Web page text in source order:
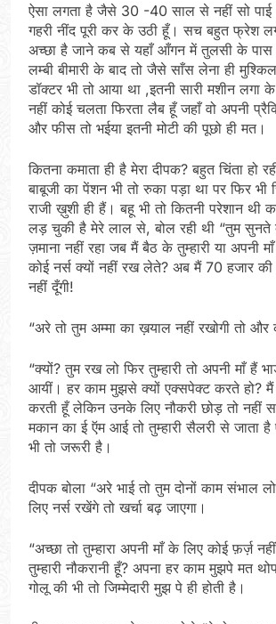
ऐसा लगता है जैसे 30 -40 साल से नहीं सो
गहरी नींद पूरी कर के उठी हूँ। सच बहुत फ्रेश
अच्छा है जाने कब से यहाँ आँगन में तुलसी के पास
लम्बी बीमारी के बाद तो जैसे साँस लेना ही
डॉक्टर भी तो आया था ,इतनी सारी मशीन लगा
नहीं कोई चलता फिरता लैब हूँ जहाँ वो अपनी
और फीस तो भईया इतनी मोटी की पूछो ही मत।
कितना कमाता ही है मेरा दीपक? बहुत चिंता हो
बाबूजी का पेंशन भी तो रुका पड़ा था पर फिर भी
राजी ख़ुशी ही हैं। बहू भी तो कितनी परेशान थी
लड़ चुकी है मेरे लाल से, बोल रही थी “तुम सुनते
ज़माना नहीं रहा जब मैं बैठ के तुम्हारी या अपनी
कोई नर्स क्यों नहीं रख लेते? अब मैं 70 हजार की
नहीं दूँगी!
“अरे तो तुम अम्मा का ख़याल नहीं रखोगी तो और
“क्यों? तुम रख लो फिर तुम्हारी तो अपनी माँ हैं
आयीं। हर काम मुझसे क्यों एक्सपेक्ट करते हो? मैं
करती हूँ लेकिन उनके लिए नौकरी छोड़ तो नहीं
मकान का ई ऍम आई तो तुम्हारी सैलरी से जाता है
भी तो जरूरी है।
दीपक बोला “अरे भाई तो तुम दोनों काम संभाल
लिए नर्स रखेंगे तो खर्चा बढ़ जाएगा।
“अच्छा तो तुम्हारा अपनी माँ के लिए कोई फ़र्ज़
तुम्हारी नौकरानी हूँ? अपना हर काम मुझपे मत
गोलू की भी तो जिम्मेदारी मुझ पे ही होती है।